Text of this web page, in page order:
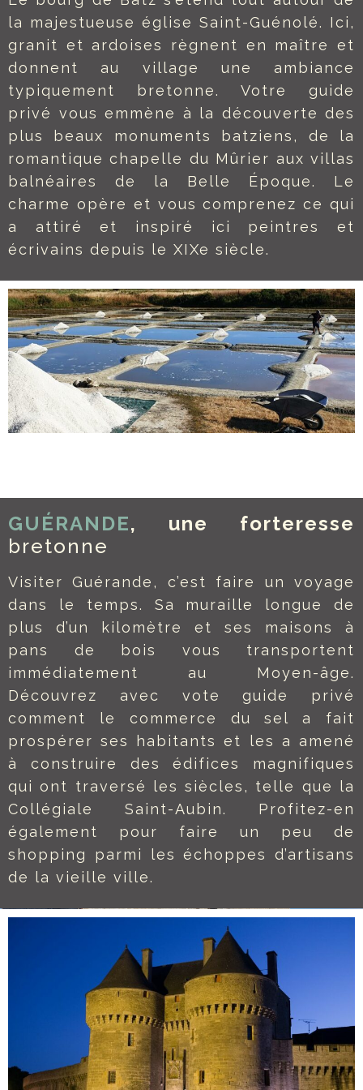
la majestueuse église Saint-Guénolé. Ici,
granit et ardoises règnent en maître et
donnent au village une ambiance
typiquement bretonne. Votre guide
privé vous emmène à la découverte des
plus beaux monuments batziens, de la
romantique chapelle du Mûrier aux villas
balnéaires de la Belle Époque. Le
charme opère et vous comprenez ce qui
a attiré et inspiré ici peintres et
écrivains depuis le XIXe siècle.
GUÉRANDE, une forteresse
bretonne
Visiter Guérande, c’est faire un voyage
dans le temps. Sa muraille longue de
plus d’un kilomètre et ses maisons à
pans de bois vous transportent
immédiatement au Moyen-âge.
Découvrez avec vote guide privé
comment le commerce du sel a fait
prospérer ses habitants et les a amené
à construire des édifices magnifiques
qui ont traversé les siècles, telle que la
Collégiale Saint-Aubin. Profitez-en
également pour faire un peu de
shopping parmi les échoppes d’artisans
de la vieille ville.